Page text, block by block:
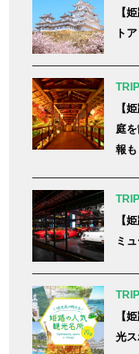
【
ト
TRIP
【
庭
報も
TRIP
【
ミ
TRIP
【
光